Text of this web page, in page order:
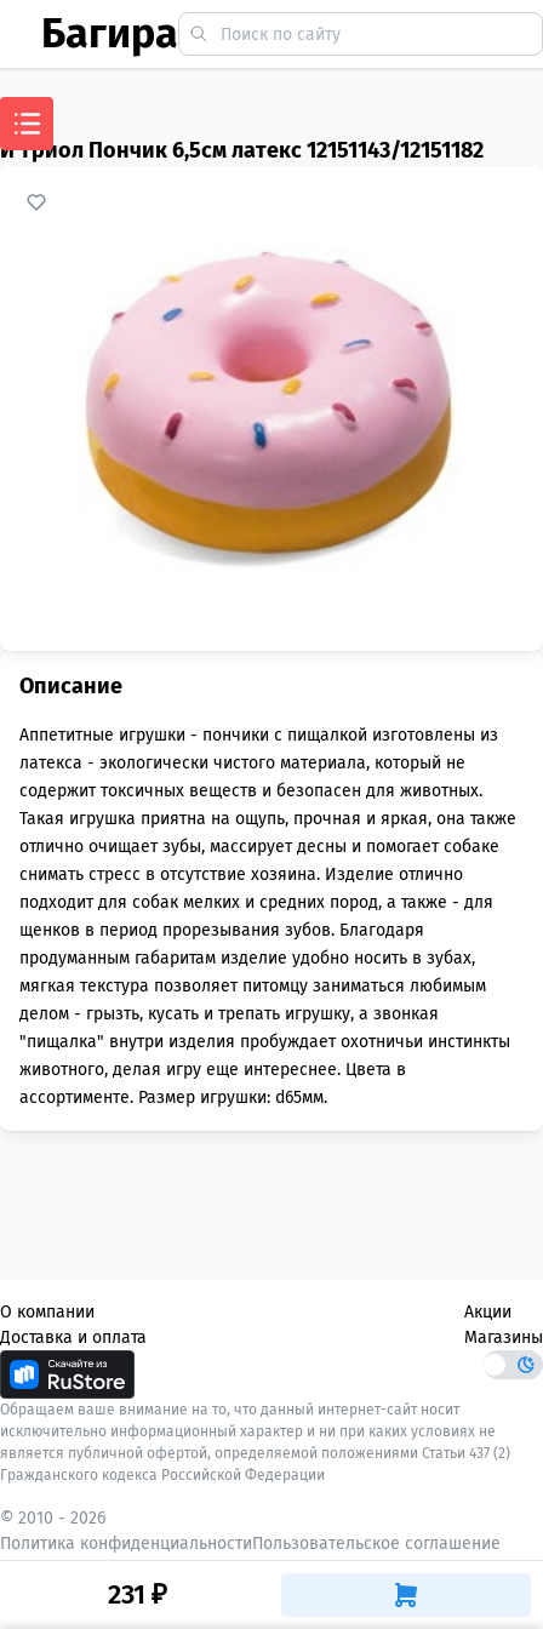
Багира
И Триол Пончик 6,5см латекс 12151143/12151182
231 ₽
Описание
Аппетитные игрушки - пончики с пищалкой изготовлены из
латекса - экологически чистого материала, который не
содержит токсичных веществ и безопасен для животных.
Такая игрушка приятна на ощупь, прочная и яркая, она также
отлично очищает зубы, массирует десны и помогает собаке
снимать стресс в отсутствие хозяина. Изделие отлично
подходит для собак мелких и средних пород, а также - для
щенков в период прорезывания зубов. Благодаря
продуманным габаритам изделие удобно носить в зубах,
мягкая текстура позволяет питомцу заниматься любимым
делом - грызть, кусать и трепать игрушку, а звонкая
"пищалка" внутри изделия пробуждает охотничьи инстинкты
животного, делая игру еще интереснее. Цвета в
ассортименте. Размер игрушки: d65мм.
О компании
Доставка и оплата
Акции
Магазины
Обращаем ваше внимание на то, что данный интернет-сайт носит
исключительно информационный характер и ни при каких условиях не
является публичной офертой, определяемой положениями Статьи 437 (2)
Гражданского кодекса Российской Федерации
© 2010 - 2026
Политика конфиденциальностиПользовательское соглашение